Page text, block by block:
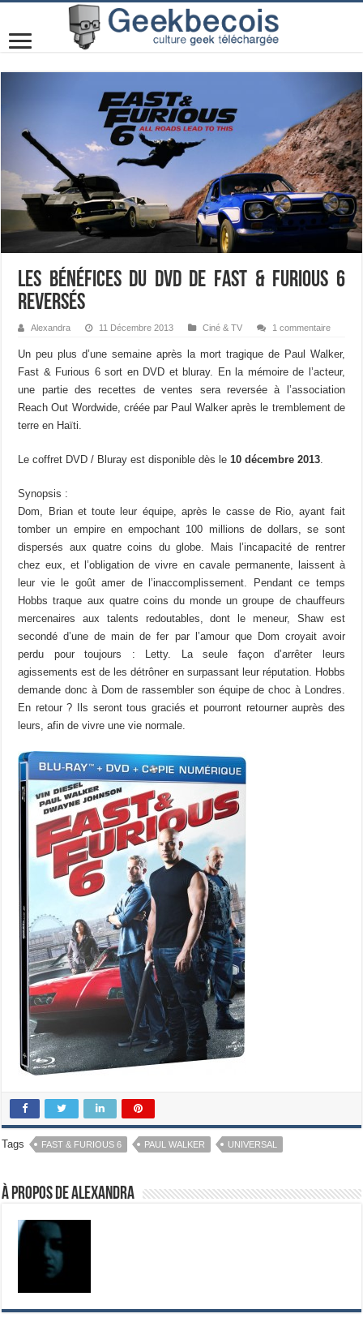
Les bénéfices du DVD de Fast & Furious 6
reversés
Alexandra 11 Décembre 2013 Ciné & TV 1 commentaire
Un peu plus d’une semaine après la mort tragique de Paul Walker,
Fast & Furious 6 sort en DVD et bluray. En la mémoire de l’acteur,
une partie des recettes de ventes sera reversée à l’association
Reach Out Wordwide, créée par Paul Walker après le tremblement de
terre en Haïti.
Le coffret DVD / Bluray est disponible dès le 10 décembre 2013
Synopsis :
Dom, Brian et toute leur équipe, après le casse de Rio, ayant fait
tomber un empire en empochant 100 millions de dollars, se sont
dispersés aux quatre coins du globe. Mais l’incapacité de rentrer
chez eux, et l’obligation de vivre en cavale permanente, laissent à
leur vie le goût amer de l’inaccomplissement. Pendant ce temps
Hobbs traque aux quatre coins du monde un groupe de chauffeurs
mercenaires aux talents redoutables, dont le meneur, Shaw est
secondé d’une de main de fer par l’amour que Dom croyait avoir
perdu pour toujours : Letty. La seule façon d’arrêter leurs
agissements est de les détrôner en surpassant leur réputation. Hobbs
demande donc à Dom de rassembler son équipe de choc à Londres.
En retour ? Ils seront tous graciés et pourront retourner auprès des
leurs, afin de vivre une vie normale.
Tags FAST & FURIOUS 6 PAUL WALKER UNIVERSAL
À propos de Alexandra